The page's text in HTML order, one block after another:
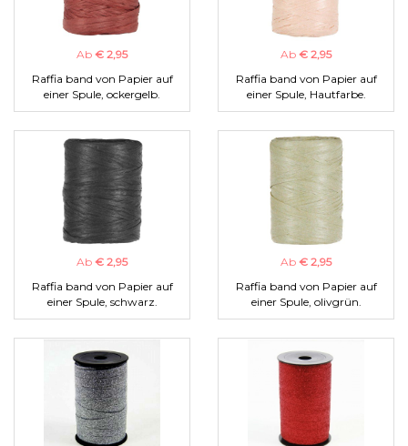
Ab € 2,95
Raffia band von Papier auf
einer Spule, ockergelb.
Ab € 2,95
Raffia band von Papier auf
einer Spule, Hautfarbe.
Ab € 2,95
Raffia band von Papier auf
einer Spule, schwarz.
Ab € 2,95
Raffia band von Papier auf
einer Spule, olivgrün.